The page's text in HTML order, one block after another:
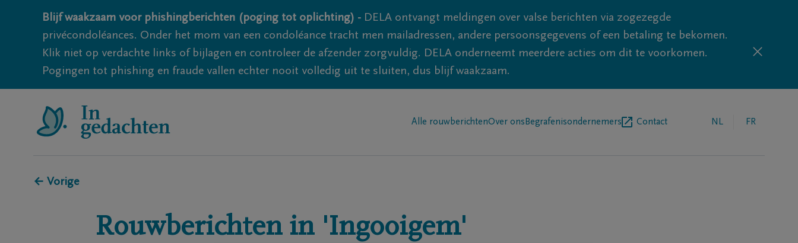
Blijf waakzaam voor phishingberichten (poging tot oplichting) - DELA ontvangt meldingen over valse berichten via zogezegde
privécondoléances. Onder het mom van een condoléance tracht men mailadressen, andere persoonsgegevens of een betaling te bekomen.
Klik niet op verdachte links of bijlagen en controleer de afzender zorgvuldig. DELA onderneemt meerdere acties om dit te voorkomen.
Pogingen tot phishing en fraude vallen echter nooit volledig uit te sluiten, dus blijf waakzaam.
Alle rouwberichtenOver ons Begrafenisondernemers Contact NL FR
← Vorige
Rouwberichten in 'Ingooigem'